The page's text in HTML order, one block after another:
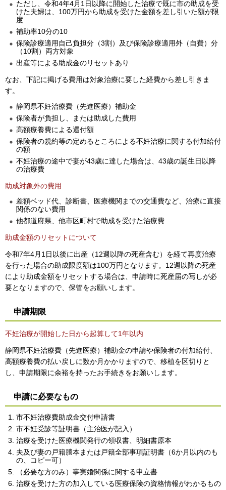
ただし、令和4年4月1日以降に開始した治療で既に市の助成を受
けた夫婦は、100万円から助成を受けた金額を差し引いた額が限
度
補助率10分の10
保険診療適用自己負担分（3割）及び保険診療適用外（自費）分
（10割）両方対象
出産等による助成金のリセットあり
なお、下記に掲げる費用は対象治療に要した経費から差し引きま
す。
静岡県不妊治療費（先進医療）補助金
保険者が負担し、または助成した費用
高額療養費による還付額
保険者の規約等の定めるところによる不妊治療に関する付加給付
の額
不妊治療の途中で妻が43歳に達した場合は、43歳の誕生日以降
の治療費
助成対象外の費用
差額ベッド代、診断書、医療機関までの交通費など、治療に直接
関係のない費用
他都道府県、他市区町村で助成を受けた治療費
助成金額のリセットについて
令和7年4月1日以後に出産（12週以降の死産含む）を経て再度治療
を行った場合の助成限度額は100万円となります。12週以降の死産
により助成金額をリセットする場合は、申請時に死産届の写しが必
要となりますので、保管をお願いします。
申請期限
不妊治療が開始した日から起算して1年以内
静岡県不妊治療費（先進医療）補助金の申請や保険者の付加給付、
高額療養費の払い戻しに数か月かかりますので、移植を区切りと
し、申請期限に余裕を持ったお手続きをお願いします。
申請に必要なもの
市不妊治療費助成金交付申請書
市不妊受診等証明書（主治医が記入）
治療を受けた医療機関発行の領収書、明細書原本
夫及び妻の戸籍謄本または戸籍全部事項証明書（6か月以内のも
の、コピー可）
（必要な方のみ）事実婚関係に関する申立書
治療を受けた方の加入している医療保険の資格情報がわかるもの